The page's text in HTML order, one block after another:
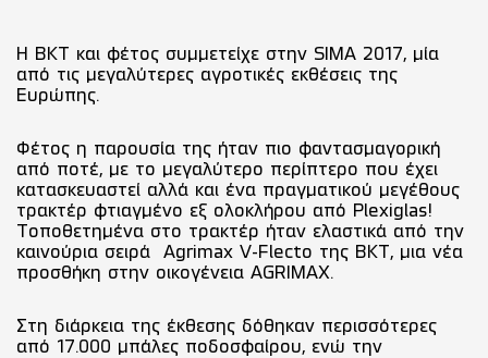
Η ΒΚΤ και φέτος συμμετείχε στην SIMA 2017, μία
από τις μεγαλύτερες αγροτικές εκθέσεις της
Ευρώπης.
Φέτος η παρουσία της ήταν πιο φαντασμαγορική
από ποτέ, με το μεγαλύτερο περίπτερο που έχει
κατασκευαστεί αλλά και ένα πραγματικού μεγέθους
τρακτέρ φτιαγμένο εξ ολοκλήρου από Plexiglas!
Τοποθετημένα στο τρακτέρ ήταν ελαστικά από την
καινούρια σειρά Agrimax V-Flecto της ΒΚΤ, μια νέα
προσθήκη στην οικογένεια AGRIMAX.
Στη διάρκεια της έκθεσης δόθηκαν περισσότερες
από 17.000 μπάλες ποδοσφαίρου, ενώ την